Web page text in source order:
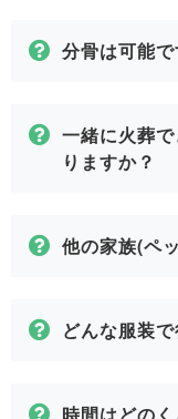
分骨は可能で
一緒に火葬
りますか？
他の家族(ペ
どんな服装